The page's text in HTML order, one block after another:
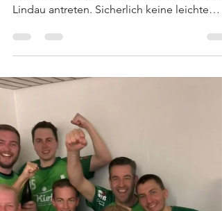
Handballabteilung
Steinheimer Handballer
Am vergangenen Samstag musste der TV
Steinheim auswärts beim Tabellenletzten
Lindau antreten. Sicherlich keine leichte
Aufgabe, denn das Team vom Bodensee